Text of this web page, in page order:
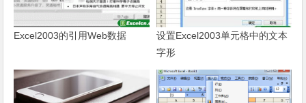
Excel2003的引用Web数据
设置Excel2003单元格中的文本
字形